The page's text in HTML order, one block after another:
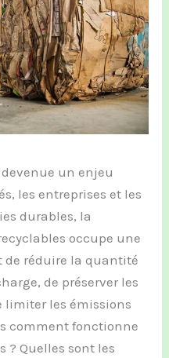
un enjeu
les entreprises et les
durables, la
occupe une
de réduire la quantité
de préserver les
limiter les émissions
comment fonctionne
? Quelles sont les